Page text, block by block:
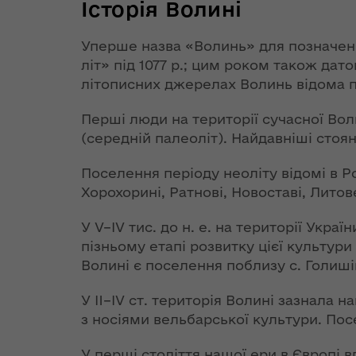
підрозділи
облдержадміністрації
адміністрації
Волинської області
Міські ради міст
обласного
значення
Територіальні
Волинська
Завдання
Графік прийому
громадян
Фінанси
Очищення влади
Адреса.
Розпорядок
роботи
Оголошення про
конкурс
телефонів
Запобігання
корупції
Повідомити про
корупційне
правопорушення
громадян
трансформація
Волині
Контакти
Центр підтримки
Дія.Бізнес у
Луцьку
Регіональний офіс
міжнародного
співробітництва
Регуляторна
політика
В Україні
масштабні
військові
навчання:
видовищне відео
Європейська
інтеграція
Євроінтеграційний
дайджест
Адміністративні
послуги та
закупівлі
року №
від 14
року № 535
допомогу"
ОДА і
Рішення
Волинської
комісії з
техногенно-
Історія Волині
Уперше назва «Волинь» для
літ» під 1077 р.; цим роком також
літописних джерелах Волинь відома
Перші люди на території сучасної
(середній палеоліт). Найдавніші
Поселення періоду неоліту відомі в
Хорохорині, Ратнові, Новоставі,
У V–IV тис. до н. е. на території
пізньому етапі розвитку цієї
Волині є поселення поблизу с.
У II–IV ст. територія Волині зазнала
з носіями вельбарської культури.